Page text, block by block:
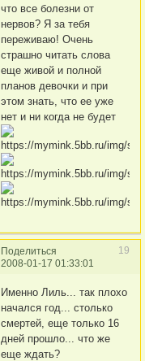
что все болезни от
нервов? Я за тебя
переживаю! Очень
страшно читать слова
еще живой и полной
планов девочки и при
этом знать, что ее уже
нет и ни когда не будет
Поделиться
19
2008-01-17 01:33:01
Именно Лиль... так плохо
начался год... столько
смертей, еще только 16
дней прошло... что же
еще ждать?